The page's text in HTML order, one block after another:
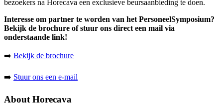
bezoekers na Horecava een exclusieve beursaanbieding te doen.
Interesse om partner te worden van het PersoneelSymposium?
Bekijk de brochure of stuur ons direct een mail via
onderstaande link!
➡️ Bekijk de brochure
➡️ Stuur ons een e-mail
About Horecava